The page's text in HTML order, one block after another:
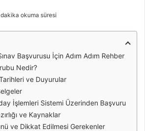
okuma süresi
Başvurusu İçin Adım Adım Rehber
Nedir?
ve Duyurular
İşlemleri Sistemi Üzerinden Başvuru
ve Kaynaklar
ve Dikkat Edilmesi Gerekenler